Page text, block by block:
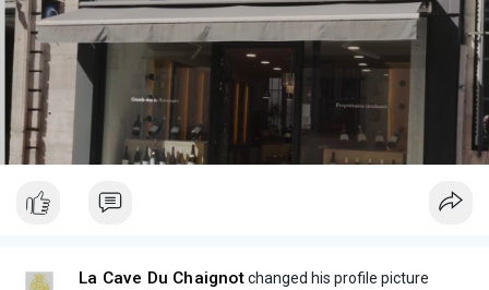
La Cave Du Chaignotchanged his profile picture